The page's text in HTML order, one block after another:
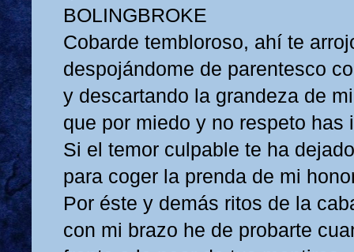
BOLINGBROKE
Cobarde tembloroso, ahí te
despojándome de parentesco
y descartando la grandeza de
que por miedo y no respeto has
Si el temor culpable te ha
para coger la prenda de mi
Por éste y demás ritos de la
con mi brazo he de probarte